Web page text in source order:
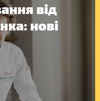
від
нові